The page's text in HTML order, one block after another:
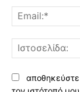
αποθηκεύστε